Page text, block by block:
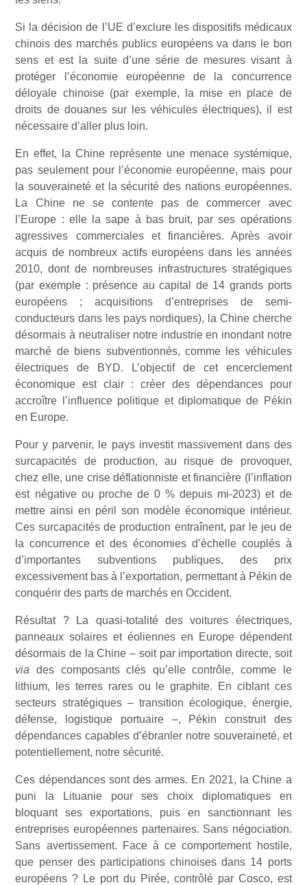
Si la décision de l’UE d’exclure les dispositifs médicaux
chinois des marchés publics européens va dans le bon
sens et est la suite d’une série de mesures visant à
protéger l’économie européenne de la concurrence
déloyale chinoise (par exemple, la mise en place de
droits de douanes sur les véhicules électriques), il est
nécessaire d’aller plus loin.
En effet, la Chine représente une menace systémique,
pas seulement pour l’économie européenne, mais pour
la souveraineté et la sécurité des nations européennes.
La Chine ne se contente pas de commercer avec
l’Europe : elle la sape à bas bruit, par ses opérations
agressives commerciales et financières. Après avoir
acquis de nombreux actifs européens dans les années
2010, dont de nombreuses infrastructures stratégiques
(par exemple : présence au capital de 14 grands ports
européens ; acquisitions d’entreprises de semi-
conducteurs dans les pays nordiques), la Chine cherche
désormais à neutraliser notre industrie en inondant notre
marché de biens subventionnés, comme les véhicules
électriques de BYD. L’objectif de cet encerclement
économique est clair : créer des dépendances pour
accroître l’influence politique et diplomatique de Pékin
en Europe.
Pour y parvenir, le pays investit massivement dans des
surcapacités de production, au risque de provoquer,
chez elle, une crise déflationniste et financière (l’inflation
est négative ou proche de 0 % depuis mi-2023) et de
mettre ainsi en péril son modèle économique intérieur.
Ces surcapacités de production entraînent, par le jeu de
la concurrence et des économies d’échelle couplés à
d’importantes subventions publiques, des prix
excessivement bas à l’exportation, permettant à Pékin de
conquérir des parts de marchés en Occident.
Résultat ? La quasi-totalité des voitures électriques,
panneaux solaires et éoliennes en Europe dépendent
désormais de la Chine – soit par importation directe, soit
via des composants clés qu’elle contrôle, comme le
lithium, les terres rares ou le graphite. En ciblant ces
secteurs stratégiques – transition écologique, énergie,
défense, logistique portuaire –, Pékin construit des
dépendances capables d’ébranler notre souveraineté, et
potentiellement, notre sécurité.
Ces dépendances sont des armes. En 2021, la Chine a
puni la Lituanie pour ses choix diplomatiques en
bloquant ses exportations, puis en sanctionnant les
entreprises européennes partenaires. Sans négociation.
Sans avertissement. Face à ce comportement hostile,
que penser des participations chinoises dans 14 ports
européens ? Le port du Pirée, contrôlé par Cosco, est